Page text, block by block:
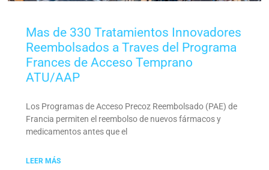
Mas de 330 Tratamientos Innovadores
Reembolsados a Traves del Programa
Frances de Acceso Temprano
ATU/AAP
Los Programas de Acceso Precoz Reembolsado (PAE) de
Francia permiten el reembolso de nuevos fármacos y
medicamentos antes que el
LEER MÁS